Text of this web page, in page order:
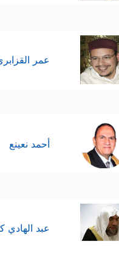
عمر
أحمد نعينع
عبد الهادي